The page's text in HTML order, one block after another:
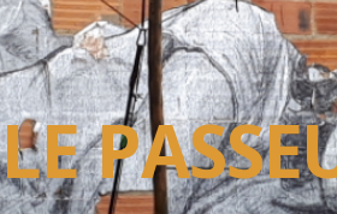
LE